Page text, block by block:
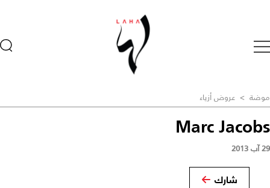
موضة > عروض أزياء
Marc Jacobs
29 آب 2013
شارك